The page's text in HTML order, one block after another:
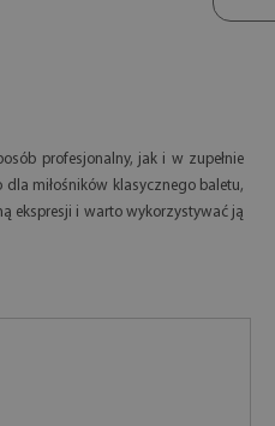
profesjonalny, jak i w zupełnie
dla miłośników klasycznego baletu,
ekspresji i warto wykorzystywać ją